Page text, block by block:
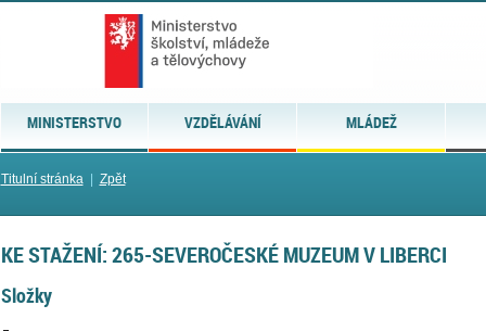
MINISTERSTVO VZDĚLÁVÁNÍ MLÁDEŽ
Titulní stránka| Zpět
KE STAŽENÍ: 265-SEVEROČESKÉ MUZEUM V LIBERCI
Složky